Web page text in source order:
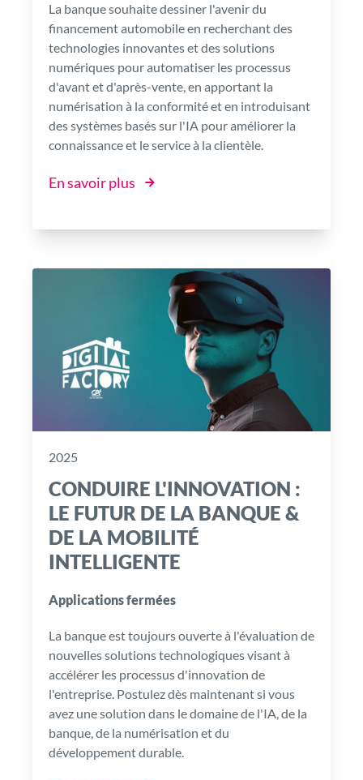
La banque souhaite dessiner l'avenir du
financement automobile en recherchant des
technologies innovantes et des solutions
numériques pour automatiser les processus
d'avant et d'après-vente, en apportant la
numérisation à la conformité et en introduisant
des systèmes basés sur l'IA pour améliorer la
connaissance et le service à la clientèle.
En savoir plus
2025
CONDUIRE L'INNOVATION :
LE FUTUR DE LA BANQUE &
DE LA MOBILITÉ
INTELLIGENTE
Applications fermées
La banque est toujours ouverte à l'évaluation de
nouvelles solutions technologiques visant à
accélérer les processus d'innovation de
l'entreprise. Postulez dès maintenant si vous
avez une solution dans le domaine de l'IA, de la
banque, de la numérisation et du
développement durable.